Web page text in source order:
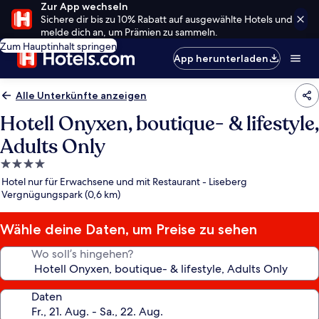
Zur App wechseln
Sichere dir bis zu 10% Rabatt auf ausgewählte Hotels und
melde dich an, um Prämien zu sammeln.
Zum Hauptinhalt springen
App herunterladen
Alle Unterkünfte anzeigen
Hotell Onyxen, boutique- & lifestyle,
Adults Only
4.0-
Sterne-
Unterkunft
Hotel nur für Erwachsene und mit Restaurant - Liseberg
Vergnügungspark (0,6 km)
Wähle deine Daten, um Preise zu sehen
Wo soll’s hingehen?
Daten